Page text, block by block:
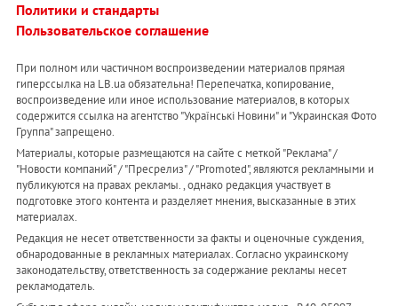
Политики и стандарты
Пользовательское соглашение
При полном или частичном воспроизведении материалов прямая
гиперссылка на LB.ua обязательна! Перепечатка, копирование,
воспроизведение или иное использование материалов, в которых
содержится ссылка на агентство "Українськi Новини" и "Украинская Фото
Группа" запрещено.
Материалы, которые размещаются на сайте с меткой "Реклама" /
"Новости компаний" / "Пресрелиз" / "Promoted", являются рекламными и
публикуются на правах рекламы. , однако редакция участвует в
подготовке этого контента и разделяет мнения, высказанные в этих
материалах.
Редакция не несет ответственности за факты и оценочные суждения,
обнародованные в рекламных материалах. Согласно украинскому
законодательству, ответственность за содержание рекламы несет
рекламодатель.